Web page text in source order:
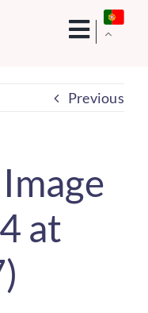
Previous
at